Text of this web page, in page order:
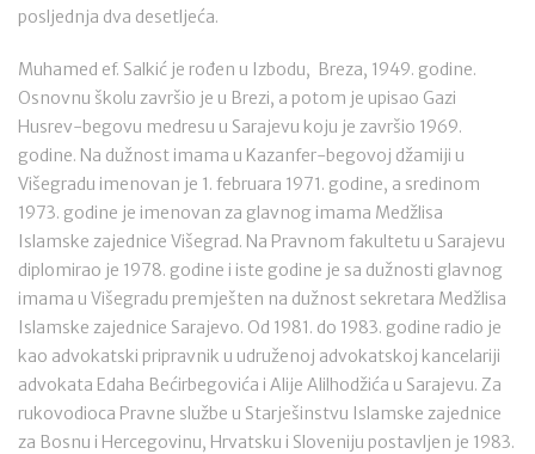
posljednja dva desetljeća.
Muhamed ef. Salkić je rođen u Izbodu, Breza, 1949. godine.
Osnovnu školu završio je u Brezi, a potom je upisao Gazi
Husrev-begovu medresu u Sarajevu koju je završio 1969.
godine. Na dužnost imama u Kazanfer-begovoj džamiji u
Višegradu imenovan je 1. februara 1971. godine, a sredinom
1973. godine je imenovan za glavnog imama Medžlisa
Islamske zajednice Višegrad. Na Pravnom fakultetu u Sarajevu
diplomirao je 1978. godine i iste godine je sa dužnosti glavnog
imama u Višegradu premješten na dužnost sekretara Medžlisa
Islamske zajednice Sarajevo. Od 1981. do 1983. godine radio je
kao advokatski pripravnik u udruženoj advokatskoj kancelariji
advokata Edaha Bećirbegovića i Alije Alilhodžića u Sarajevu. Za
rukovodioca Pravne službe u Starješinstvu Islamske zajednice
za Bosnu i Hercegovinu, Hrvatsku i Sloveniju postavljen je 1983.